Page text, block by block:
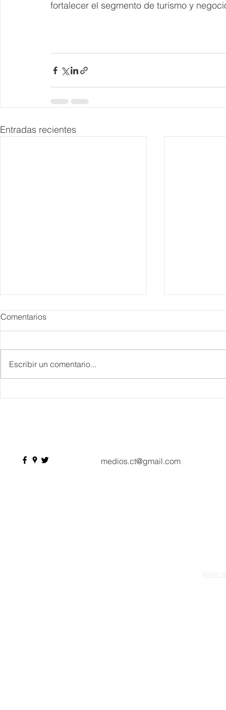
fortalecer el segmento de turismo y
Entradas recientes
Comentarios
Escribir un comentario...
medios.ct@gmail.com